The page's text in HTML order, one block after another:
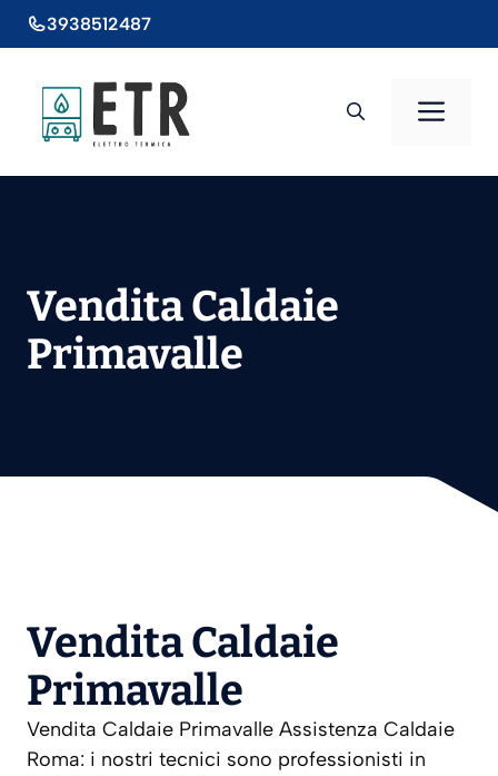
al
3938512487
Vendita Caldaie
Primavalle
Vendita Caldaie
Primavalle
Vendita Caldaie Primavalle Assistenza Caldaie
Roma: i nostri tecnici sono professionisti in